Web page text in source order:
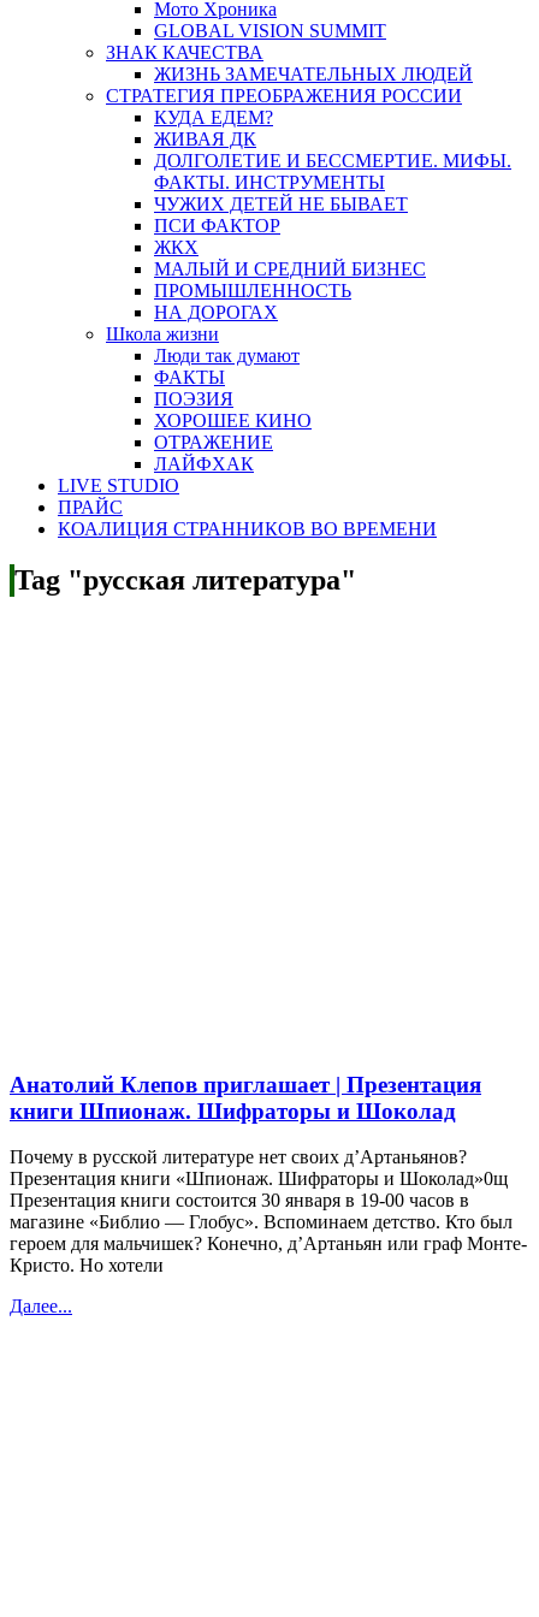
Мото Хроника
GLOBAL VISION SUMMIT
ЗНАК КАЧЕСТВА
ЖИЗНЬ ЗАМЕЧАТЕЛЬНЫХ ЛЮДЕЙ
СТРАТЕГИЯ ПРЕОБРАЖЕНИЯ РОССИИ
КУДА ЕДЕМ?
ЖИВАЯ ДК
ДОЛГОЛЕТИЕ И БЕССМЕРТИЕ. МИФЫ.
ФАКТЫ. ИНСТРУМЕНТЫ
ЧУЖИХ ДЕТЕЙ НЕ БЫВАЕТ
ПСИ ФАКТОР
ЖКХ
МАЛЫЙ И СРЕДНИЙ БИЗНЕС
ПРОМЫШЛЕННОСТЬ
НА ДОРОГАХ
Школа жизни
Люди так думают
ФАКТЫ
ПОЭЗИЯ
ХОРОШЕЕ КИНО
ОТРАЖЕНИЕ
ЛАЙФХАК
LIVE STUDIO
ПРАЙС
КОАЛИЦИЯ СТРАННИКОВ ВО ВРЕМЕНИ
Tag "русская литература"
Анатолий Клепов приглашает | Презентация
книги Шпионаж. Шифраторы и Шоколад
Почему в русской литературе нет своих д’Артаньянов?
Презентация книги «Шпионаж. Шифраторы и Шоколад»0щ
Презентация книги состоится 30 января в 19-00 часов в
магазине «Библио — Глобус». Вспоминаем детство. Кто был
героем для мальчишек? Конечно, д’Артаньян или граф Монте-
Кристо. Но хотели
Далее...